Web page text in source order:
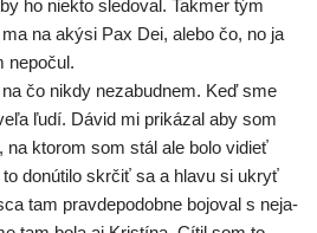
ho nie­kto sle­do­val. Takmer tým
na aký­si Pax Dei, ale­bo čo, no ja
nepočul.
čo nikdy neza­bud­nem. Keď sme
ľudí. Dávid mi pri­ká­zal aby som
na kto­rom som stál ale bolo vidieť
donú­ti­lo skr­čiť sa a hla­vu si ukryť
tam prav­de­po­dob­ne bojo­val s neja­